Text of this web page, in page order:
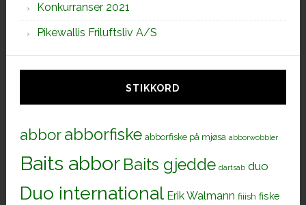
Konkurranser 2021
Pikewallis Friluftsliv A/S
STIKKORD
abborabborfiske abborfiske på mjøsa abborwobbler
Baits abbor Baits gjedde dartsab duo
Duo international Erik Walmann fiiish fiske